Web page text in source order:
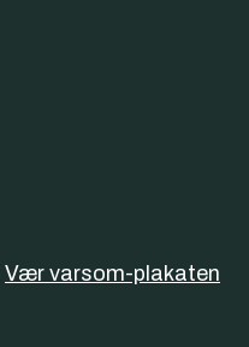
Vær varsom-plakaten